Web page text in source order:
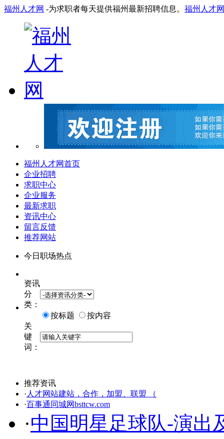
福州人才网 -为求职者每天提供福州最新招聘信息。 福州人才网
福州人才网首页
企业招聘
求职中心
企业服务
最新求职
资讯中心
留言反馈
推荐网站
今日职场热点
资讯
分
类：
按标题
按内容
关
键
词：
推荐资讯
· 人才网站建站，合作，加盟、联盟 （
·百事通同城网bsttcw.com
·中国明星足球队-演出